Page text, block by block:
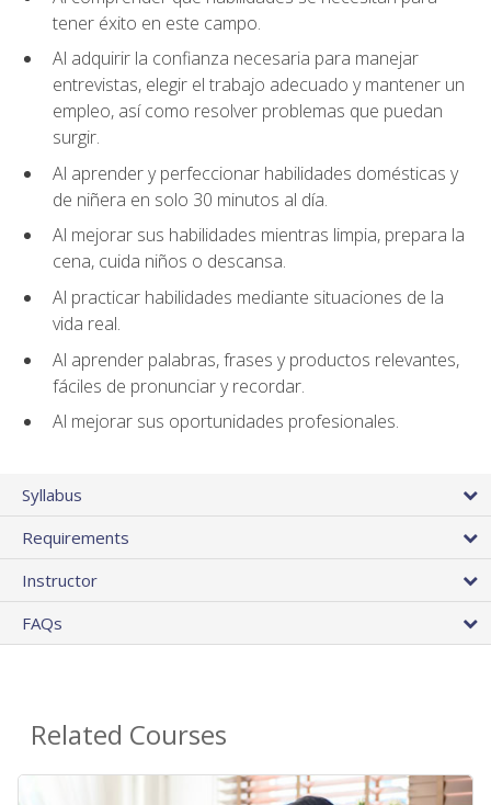
tener éxito en este campo.
Al adquirir la confianza necesaria para manejar
entrevistas, elegir el trabajo adecuado y mantener un
empleo, así como resolver problemas que puedan
surgir.
Al aprender y perfeccionar habilidades domésticas y
de niñera en solo 30 minutos al día.
Al mejorar sus habilidades mientras limpia, prepara la
cena, cuida niños o descansa.
Al practicar habilidades mediante situaciones de la
vida real.
Al aprender palabras, frases y productos relevantes,
fáciles de pronunciar y recordar.
Al mejorar sus oportunidades profesionales.
Syllabus
Requirements
Instructor
FAQs
Related Courses